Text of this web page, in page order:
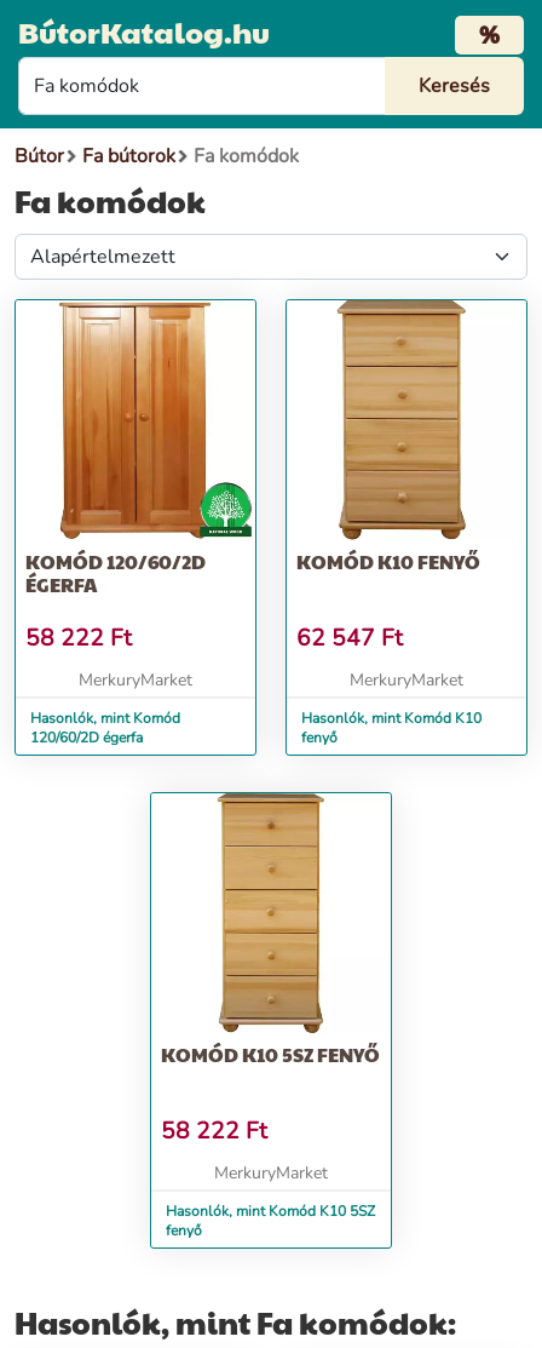
BútorKatalog.hu %
Bútor Fa bútorok Fa komódok
Fa komódok
KOMÓD 120/60/2D
ÉGERFA
58 222 Ft
MerkuryMarket
Hasonlók, mint Komód
120/60/2D égerfa
KOMÓD K10 FENYŐ
62 547 Ft
MerkuryMarket
Hasonlók, mint Komód K10
fenyő
KOMÓD K10 5SZ FENYŐ
58 222 Ft
MerkuryMarket
Hasonlók, mint Komód K10 5SZ
fenyő
Hasonlók, mint Fa komódok: